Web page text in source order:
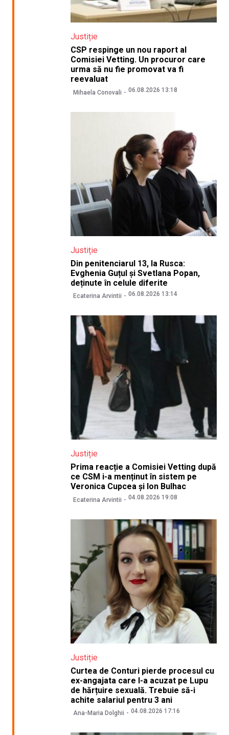
Justiție
CSP respinge un nou raport al
Comisiei Vetting. Un procuror care
urma să nu fie promovat va fi
reevaluat
Mihaela Conovali 06.08.2026 13:18
Justiție
Din penitenciarul 13, la Rusca:
Evghenia Guțul și Svetlana Popan,
deținute în celule diferite
Ecaterina Arvintii 06.08.2026 13:14
Justiție
Prima reacție a Comisiei Vetting după
ce CSM i-a menținut în sistem pe
Veronica Cupcea și Ion Bulhac
Ecaterina Arvintii 04.08.2026 19:08
Justiție
Curtea de Conturi pierde procesul cu
ex-angajata care l-a acuzat pe Lupu
de hărțuire sexuală. Trebuie să-i
achite salariul pentru 3 ani
Ana-Maria Dolghii 04.08.2026 17:16